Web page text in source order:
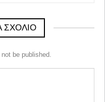
ΣΧΌΛΙΟ
be published.